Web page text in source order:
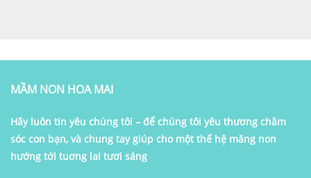
MẦM NON HOA MAI
Hãy luôn tin yêu chúng tôi – để chúng tôi yêu thương chăm
sóc con bạn, và chung tay giúp cho một thế hệ măng non
hướng tới tuơng lai tươi sáng